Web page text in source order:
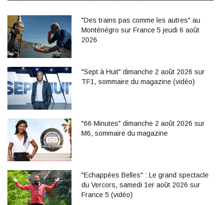
"Des trains pas comme les autres" au
Monténégro sur France 5 jeudi 6 août
2026
"Sept à Huit" dimanche 2 août 2026 sur
TF1, sommaire du magazine (vidéo)
"66 Minutes" dimanche 2 août 2026 sur
M6, sommaire du magazine
"Echappées Belles" : Le grand spectacle
du Vercors, samedi 1er août 2026 sur
France 5 (vidéo)